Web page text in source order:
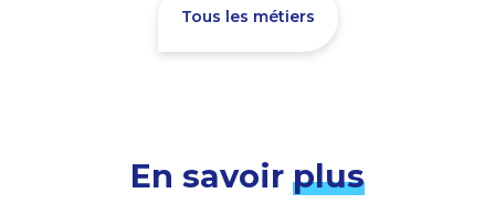
Tous les métiers
En savoir plus